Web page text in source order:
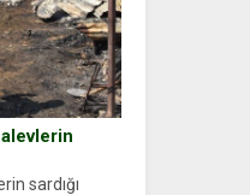
sardığı